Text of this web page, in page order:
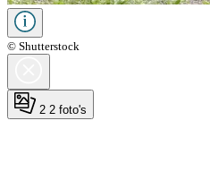
© Shutterstock
2 2 foto's